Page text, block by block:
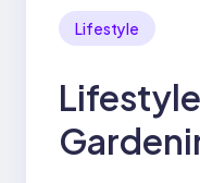
Lifestyle